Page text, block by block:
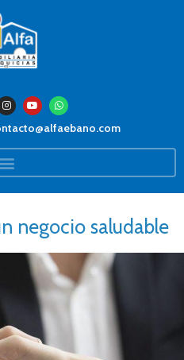
negocio saludable